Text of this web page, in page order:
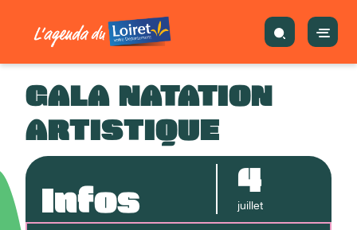
GALA NATATION
ARTISTIQUE
Infos 4
juillet